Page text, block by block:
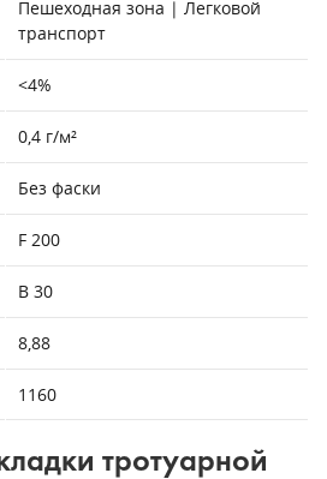
Пешеходная зона | Легковой
транспорт
<4%
0,4 г/м²
Без фаски
F 200
В 30
8,88
1160
тротуарной